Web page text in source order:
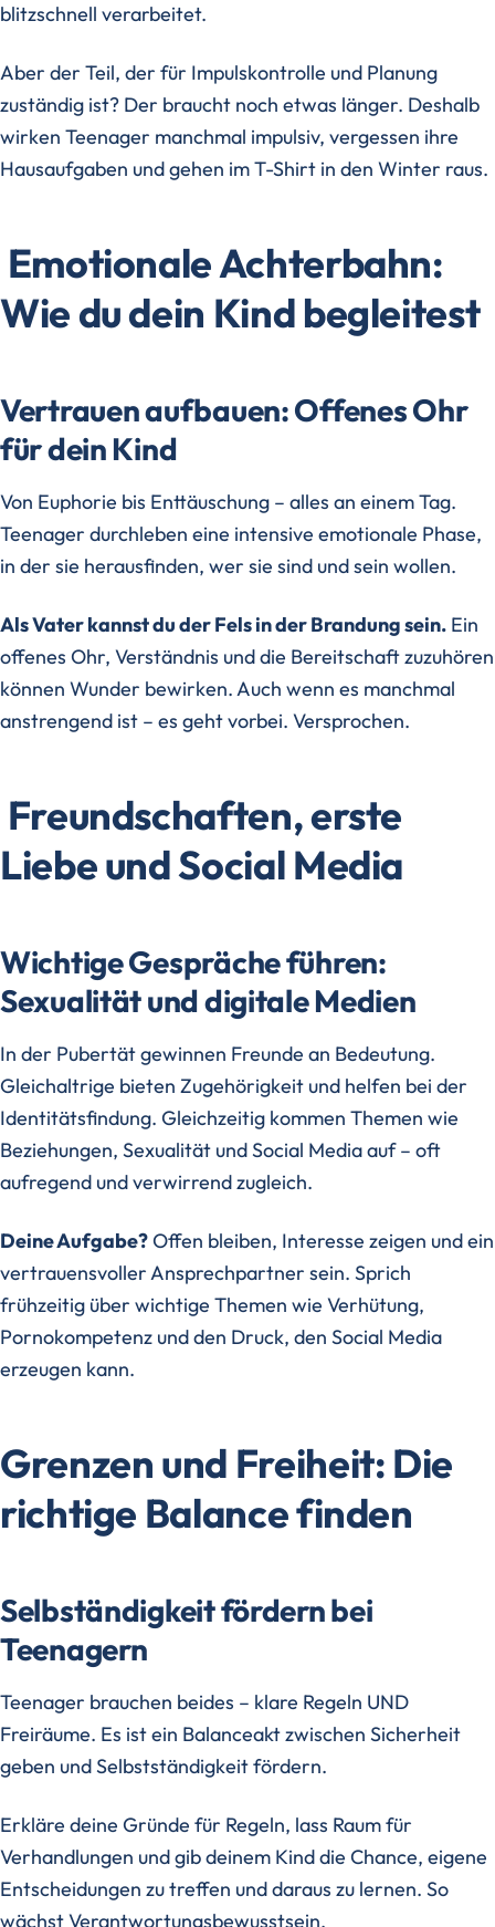
blitzschnell verarbeitet.
Aber der Teil, der für Impulskontrolle und Planung
zuständig ist? Der braucht noch etwas länger. Deshalb
wirken Teenager manchmal impulsiv, vergessen ihre
Hausaufgaben und gehen im T-Shirt in den Winter raus.
Emotionale Achterbahn:
Wie du dein Kind begleitest
Vertrauen aufbauen: Offenes Ohr
für dein Kind
Von Euphorie bis Enttäuschung – alles an einem Tag.
Teenager durchleben eine intensive emotionale Phase,
in der sie herausfinden, wer sie sind und sein wollen.
Als Vater kannst du der Fels in der Brandung sein. Ein
offenes Ohr, Verständnis und die Bereitschaft zuzuhören
können Wunder bewirken. Auch wenn es manchmal
anstrengend ist – es geht vorbei. Versprochen.
Freundschaften, erste
Liebe und Social Media
Wichtige Gespräche führen:
Sexualität und digitale Medien
In der Pubertät gewinnen Freunde an Bedeutung.
Gleichaltrige bieten Zugehörigkeit und helfen bei der
Identitätsfindung. Gleichzeitig kommen Themen wie
Beziehungen, Sexualität und Social Media auf – oft
aufregend und verwirrend zugleich.
Deine Aufgabe?Offen bleiben, Interesse zeigen und ein
vertrauensvoller Ansprechpartner sein. Sprich
frühzeitig über wichtige Themen wie Verhütung,
Pornokompetenz und den Druck, den Social Media
erzeugen kann.
Grenzen und Freiheit: Die
richtige Balance finden
Selbständigkeit fördern bei
Teenagern
Teenager brauchen beides – klare Regeln UND
Freiräume. Es ist ein Balanceakt zwischen Sicherheit
geben und Selbstständigkeit fördern.
Erkläre deine Gründe für Regeln, lass Raum für
Verhandlungen und gib deinem Kind die Chance, eigene
Entscheidungen zu treffen und daraus zu lernen. So
wächst Verantwortungsbewusstsein.